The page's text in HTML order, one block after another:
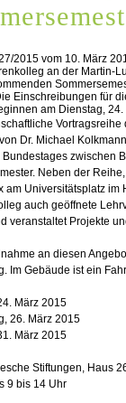
2015 vom 10. März
an der Martin-
Einschreibungen für
am Dienstag, 24.
Dr. Michael
Bundestages zwischen
Neben der
am Universitätsplatz im
auch geöffnete
veranstaltet Projekte
an diesen
Im Gebäude ist ein
März 2015
26. März 2015
März 2015
Stiftungen, Haus
9 bis 14 Uhr